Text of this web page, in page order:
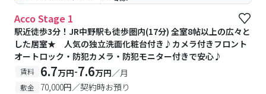
#予約受付中 #空室待ち
Acco Stage 1
駅近徒歩3分！JR中野駅も徒歩圏内(17分) 全室8帖以上の広々と
した居室★ 人気の独立洗面化粧台付き♪カメラ付きフロント
オートロック・防犯カメラ・防犯モニター付きで安心♪
賃料 6.7万円-7.6万円／月
敷金 70,000円／契約時お預り